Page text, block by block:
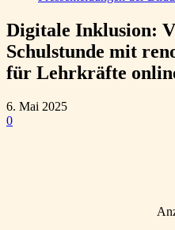
Digitale Inklusion:
Schulstunde mit
für Lehrkräfte
6. Mai 2025
0